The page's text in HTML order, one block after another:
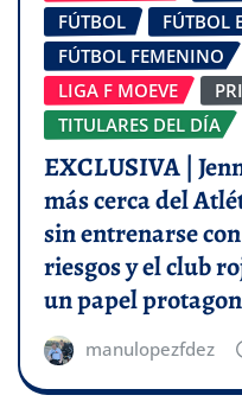
FÚTBOL
FÚTBOL
FÚTBOL FEMENINO
LIGA F MOEVE
TITULARES DEL DÍA
EXCLUSIVA |
más cerca del
sin entrenarse
riesgos y el club
un papel
manulopezfdez